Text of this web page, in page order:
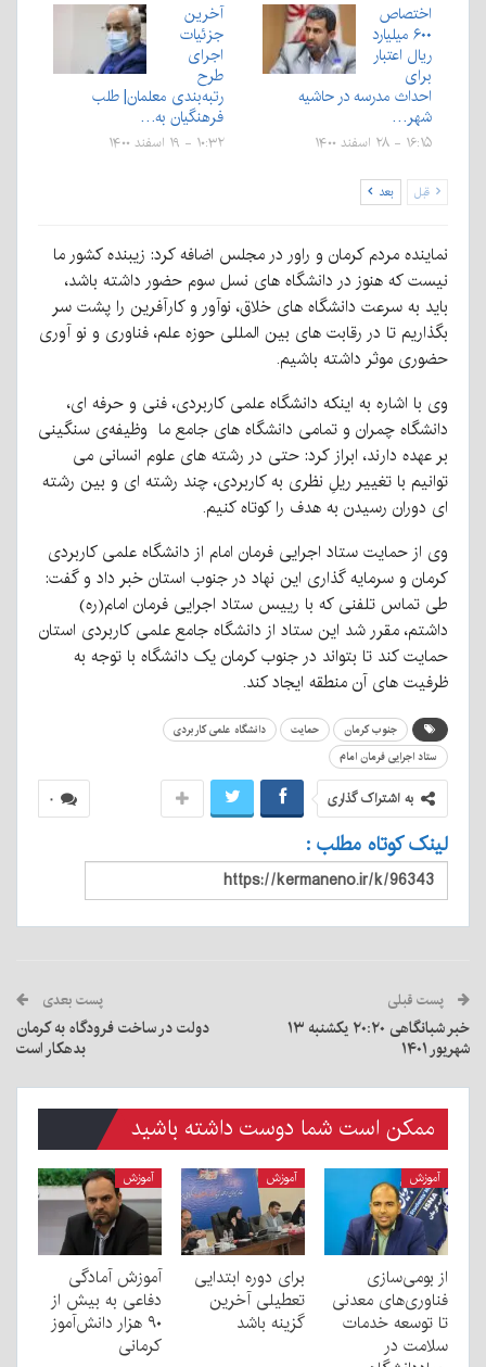
اختصاص
۶۰۰ میلیارد
ریال اعتبار
برای
احداث مدرسه در حاشیه
شهر…
۱۶:۱۵ - ۲۸ اسفند ۱۴۰۰
آخرین
جزئیات
اجرای
طرح
رتبه‌بندی معلمان| طلب
فرهنگیان به…
۱۰:۳۲ - ۱۹ اسفند ۱۴۰۰
قبل بعد
نماینده مردم کرمان و راور در مجلس اضافه کرد: زیبنده کشور ما
نیست که هنوز در دانشگاه های نسل سوم حضور داشته باشد،
باید به سرعت دانشگاه های خلاق، نوآور و کارآفرین را پشت سر
بگذاریم تا در رقابت های بین المللی حوزه علم، فناوری و نو آوری
حضوری موثر داشته باشیم.
وی با اشاره به اینکه دانشگاه علمی کاربردی، فنی و حرفه ای،
دانشگاه چمران و تمامی دانشگاه های جامع ما وظیفه‌ی سنگینی
بر عهده دارند، ابراز کرد: حتی در رشته های علوم انسانی می
توانیم با تغییر ریلِ نظری به کاربردی، چند رشته ای و بین رشته
ای دوران رسیدن به هدف را کوتاه کنیم.
وی از حمایت ستاد اجرایی فرمان امام از دانشگاه علمی کاربردی
کرمان و سرمایه گذاری این نهاد در جنوب استان خبر داد و گفت:
طی تماس تلفنی که با رییس ستاد اجرایی فرمان امام(ره)
داشتم، مقرر شد این ستاد از دانشگاه جامع علمی کاربردی استان
حمایت کند تا بتواند در جنوب کرمان یک دانشگاه با توجه به
ظرفیت های آن منطقه ایجاد کند.
جنوب کرمان حمایت
دانشگاه علمی کاربردی
ستاد اجرایی فرمان امام
۰ به اشتراک گذاری
لینک کوتاه مطلب :
پست قبلی
خبر شبانگاهی ٢۰:٢٠ یکشنبه ۱۳
شهریور ۱۴۰۱
پست بعدی
دولت در ساخت فرودگاه به کرمان
بدهکار است
ممکن است شما دوست داشته باشید
آموزش
از بومی‌سازی
فناوری‌های معدنی
تا توسعه خدمات
سلامت در
آموزش
برای دوره ابتدایی
تعطیلی آخرین
گزینه باشد
آموزش
آموزش آمادگی
دفاعی به بیش از
۹۰ هزار دانش‌آموز
کرمانی